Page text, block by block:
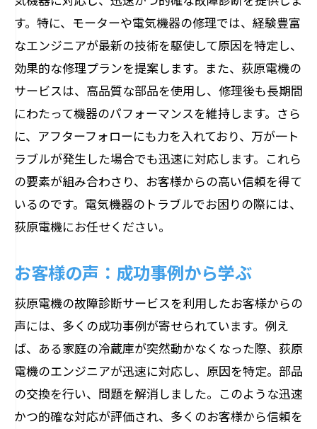
す。特に、モーターや電気機器の修理では、経験豊富
なエンジニアが最新の技術を駆使して原因を特定し、
効果的な修理プランを提案します。また、荻原電機の
サービスは、高品質な部品を使用し、修理後も長期間
にわたって機器のパフォーマンスを維持します。さら
に、アフターフォローにも力を入れており、万が一ト
ラブルが発生した場合でも迅速に対応します。これら
の要素が組み合わさり、お客様からの高い信頼を得て
いるのです。電気機器のトラブルでお困りの際には、
荻原電機にお任せください。
お客様の声：成功事例から学ぶ
荻原電機の故障診断サービスを利用したお客様からの
声には、多くの成功事例が寄せられています。例え
ば、ある家庭の冷蔵庫が突然動かなくなった際、荻原
電機のエンジニアが迅速に対応し、原因を特定。部品
の交換を行い、問題を解消しました。このような迅速
かつ的確な対応が評価され、多くのお客様から信頼を